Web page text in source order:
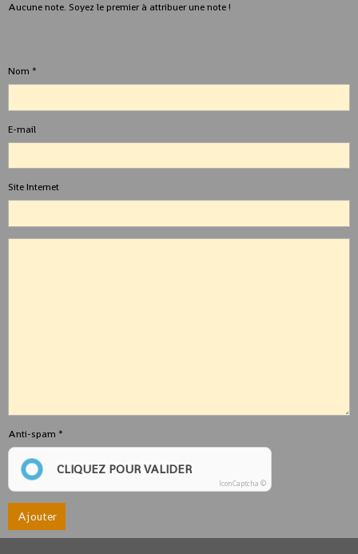
Aucune note. Soyez le premier à attribuer une note !
Nom
E-mail
Site Internet
Anti-spam
CLIQUEZ POUR VALIDER
IconCaptcha ©
Ajouter